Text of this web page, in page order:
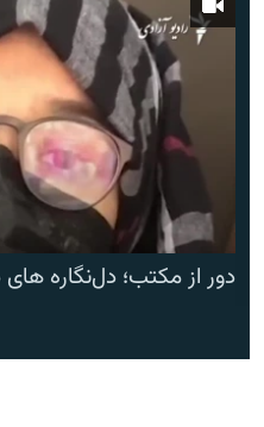
دور از مکتب؛ دل‌نگاره